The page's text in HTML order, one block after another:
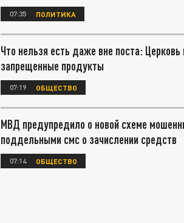
07:35 ПОЛИТИКА
Что нельзя есть даже вне поста: Церковь
запрещенные продукты
07:19 ОБЩЕСТВО
МВД предупредило о новой схеме
поддельными смс о зачислении средств
07:14 ОБЩЕСТВО